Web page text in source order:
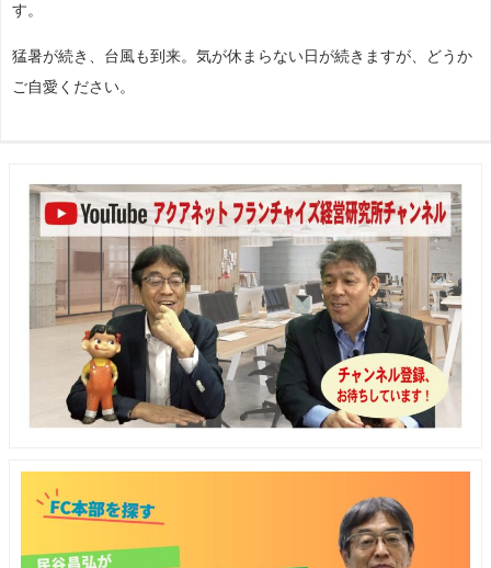
す。
猛暑が続き、台風も到来。気が休まらない日が続きますが、どうか
ご自愛ください。